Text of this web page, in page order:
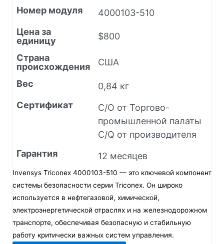
Номер модуля
4000103-510
Цена за
единицу
$800
Страна
происхождения
США
Вес
0,84 кг
Сертификат
C/O от Торгово-
промышленной палаты
C/Q от производителя
Гарантия
12 месяцев
Invensys Triconex 4000103-510 — это ключевой компонент
системы безопасности серии Triconex. Он широко
используется в нефтегазовой, химической,
электроэнергетической отраслях и на железнодорожном
транспорте, обеспечивая безопасную и стабильную
работу критически важных систем управления.